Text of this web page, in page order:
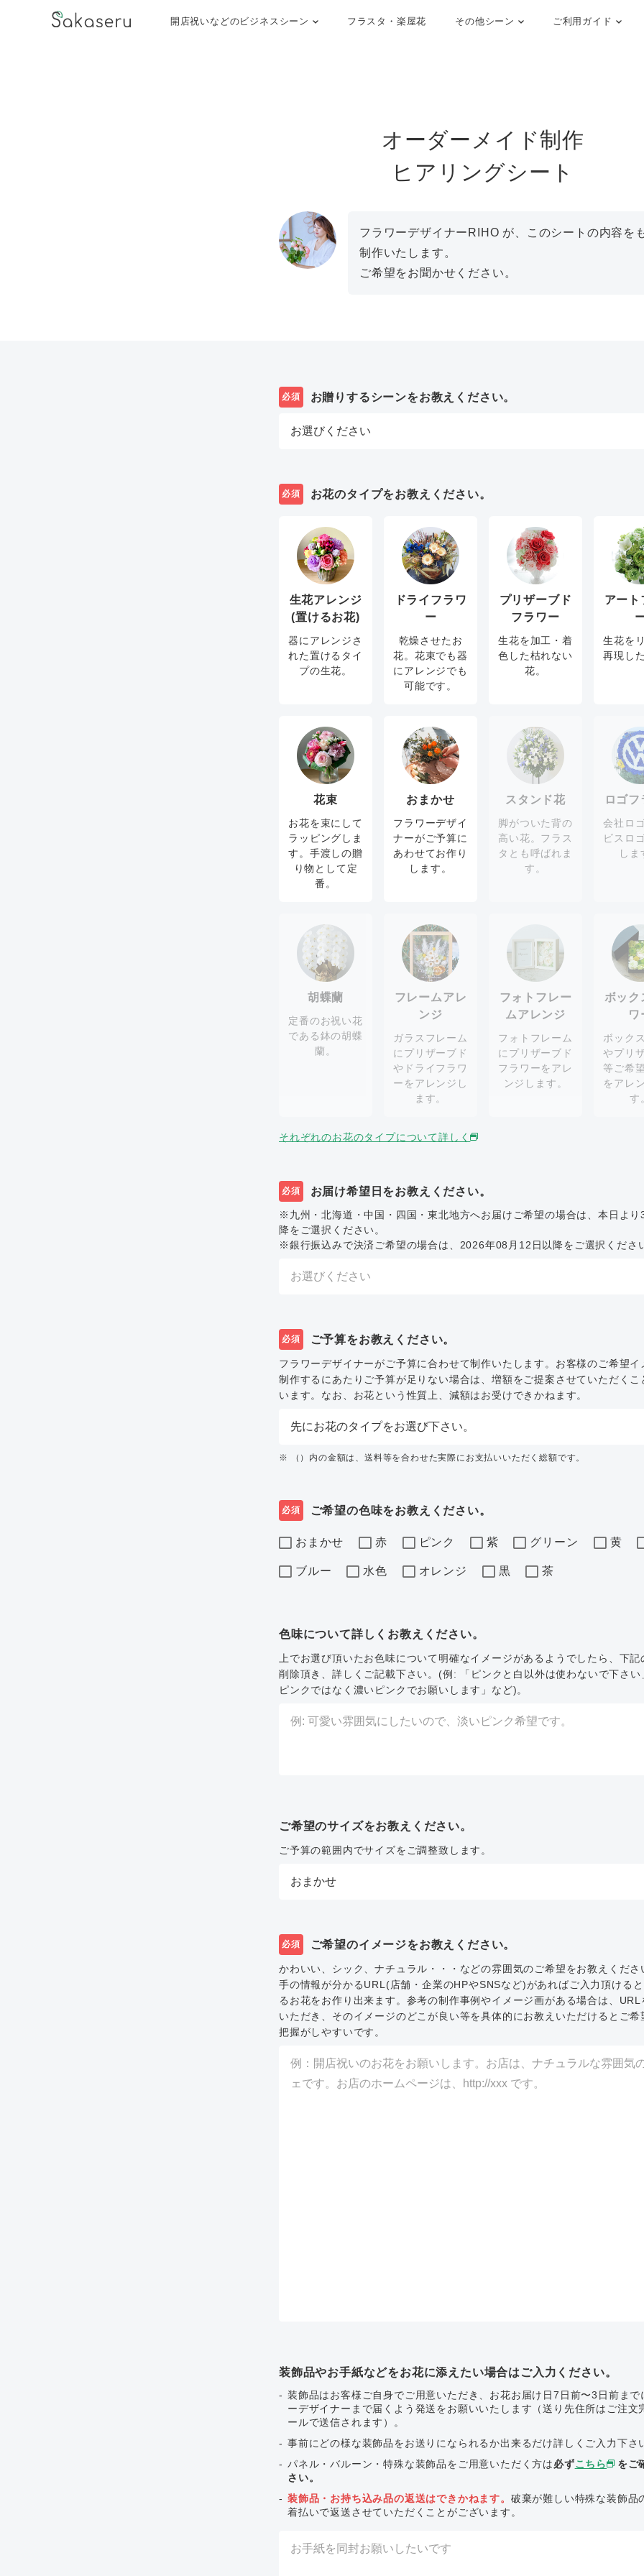
開店祝いなどのビジネスシーン フラスタ・楽屋花 その他シーン ご利用ガイド
オーダーメイド制作
ヒアリングシート
フラワーデザイナーRIHO が、このシートの内容を
制作いたします。
ご希望をお聞かせください。
必須 お贈りするシーンをお教えください。
必須 お花のタイプをお教えください。
生花アレンジ
(置けるお花)
器にアレンジさ
れた置けるタイ
プの生花。
ドライフラワ
ー
乾燥させたお
花。花束でも器
にアレンジでも
可能です。
プリザーブド
フラワー
生花を加工・着
色した枯れない
花。
アート
生花を
再現し
花束
お花を束にして
ラッピングしま
す。手渡しの贈
り物として定
番。
おまかせ
フラワーデザイ
ナーがご予算に
あわせてお作り
します。
スタンド花
脚がついた背の
高い花。フラス
タとも呼ばれま
す。
ロゴフ
会社ロ
ビスロ
しま
胡蝶蘭
定番のお祝い花
である鉢の胡蝶
蘭。
フレームアレ
ンジ
ガラスフレーム
にプリザーブド
やドライフラワ
ーをアレンジし
ます。
フォトフレー
ムアレンジ
フォトフレーム
にプリザーブド
フラワーをアレ
ンジします。
ボック
ワ
ボック
やプリ
等ご希
をアレ
す
それぞれのお花のタイプについて詳しく
必須 お届け希望日をお教えください。
※九州・北海道・中国・四国・東北地方へお届けご希望の場合は、本日より
降をご選択ください。
※銀行振込みで決済ご希望の場合は、2026年08月12日以降をご選択くださ
必須 ご予算をお教えください。
フラワーデザイナーがご予算に合わせて制作いたします。お客様のご希望イ
制作するにあたりご予算が足りない場合は、増額をご提案させていただくこ
います。なお、お花という性質上、減額はお受けできかねます。
※ （）内の金額は、送料等を合わせた実際にお支払いいただく総額です。
必須 ご希望の色味をお教えください。
おまかせ 赤 ピンク 紫 グリーン 黄
ブルー 水色 オレンジ 黒 茶
色味について詳しくお教えください。
上でお選び頂いたお色味について明確なイメージがあるようでしたら、下記
削除頂き、詳しくご記載下さい。(例: 「ピンクと白以外は使わないで下さい
ピンクではなく濃いピンクでお願いします」など)。
ご希望のサイズをお教えください。
ご予算の範囲内でサイズをご調整致します。
必須 ご希望のイメージをお教えください。
かわいい、シック、ナチュラル・・・などの雰囲気のご希望をお教えくださ
手の情報が分かるURL(店舗・企業のHPやSNSなど)があればご入力頂ける
るお花をお作り出来ます。参考の制作事例やイメージ画がある場合は、URL
いただき、そのイメージのどこが良い等を具体的にお教えいただけるとご希
把握がしやすいです。
装飾品やお手紙などをお花に添えたい場合はご入力ください。
装飾品はお客様ご自身でご用意いただき、お花お届け日7日前〜3日前まで
ーデザイナーまで届くよう発送をお願いいたします（送り先住所はご注文
ールで送信されます）。
事前にどの様な装飾品をお送りになられるか出来るだけ詳しくご入力下さ
パネル・バルーン・特殊な装飾品をご用意いただく方は必ずこちら
をご
さい。
装飾品・お持ち込み品の返送はできかねます。 破棄が難しい特殊な装飾品
着払いで返送させていただくことがございます。